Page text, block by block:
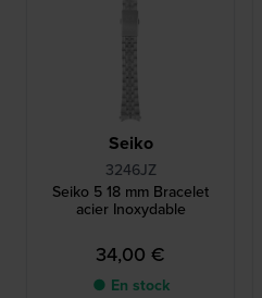
Seiko
3246JZ
Seiko 5 18 mm Bracelet
acier Inoxydable
34,00 €
● En stock